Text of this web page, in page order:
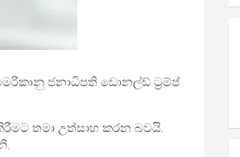
ජනාධිපති ඩොනල්ඩ් ට්‍රම්ප්
තමා උත්සාහ කරන බවයි.